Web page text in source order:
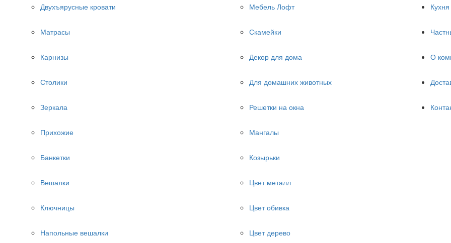
Двухъярусные кровати
Матрасы
Карнизы
Столики
Зеркала
Прихожие
Банкетки
Вешалки
Ключницы
Напольные вешалки
Мебель Лофт
Скамейки
Декор для дома
Для домашних животных
Решетки на окна
Мангалы
Козырьки
Цвет металл
Цвет обивка
Цвет дерево
Кухня
О